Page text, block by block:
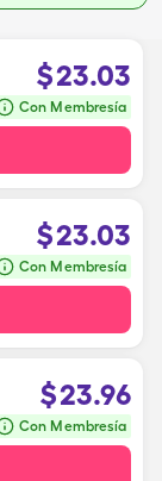
$23.03
Con Membresía
$23.03
Con Membresía
$23.96
Con Membresía